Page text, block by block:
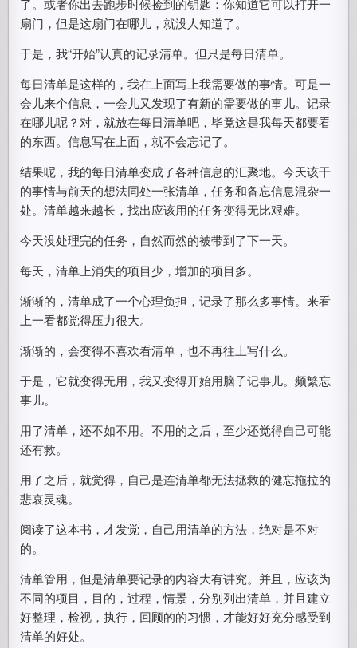
了。或者你出去跑步时候捡到的钥匙：你知道它可以打开一
扇门，但是这扇门在哪儿，就没人知道了。
于是，我“开始”认真的记录清单。但只是每日清单。
每日清单是这样的，我在上面写上我需要做的事情。可是一
会儿来个信息，一会儿又发现了有新的需要做的事儿。记录
在哪儿呢？对，就放在每日清单吧，毕竟这是我每天都要看
的东西。信息写在上面，就不会忘记了。
结果呢，我的每日清单变成了各种信息的汇聚地。今天该干
的事情与前天的想法同处一张清单，任务和备忘信息混杂一
处。清单越来越长，找出应该用的任务变得无比艰难。
今天没处理完的任务，自然而然的被带到了下一天。
每天，清单上消失的项目少，增加的项目多。
渐渐的，清单成了一个心理负担，记录了那么多事情。来看
上一看都觉得压力很大。
渐渐的，会变得不喜欢看清单，也不再往上写什么。
于是，它就变得无用，我又变得开始用脑子记事儿。频繁忘
事儿。
用了清单，还不如不用。不用的之后，至少还觉得自己可能
还有救。
用了之后，就觉得，自己是连清单都无法拯救的健忘拖拉的
悲哀灵魂。
阅读了这本书，才发觉，自己用清单的方法，绝对是不对
的。
清单管用，但是清单要记录的内容大有讲究。并且，应该为
不同的项目，目的，过程，情景，分别列出清单，并且建立
好整理，检视，执行，回顾的的习惯，才能好好充分感受到
清单的好处。